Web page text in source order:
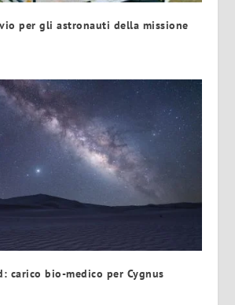
per gli astronauti della missione
carico bio-medico per Cygnus